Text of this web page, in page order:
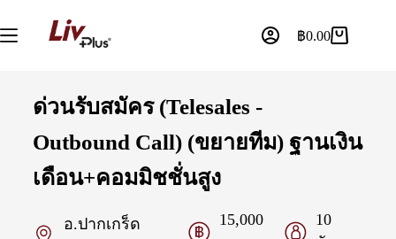
฿0.00
ด่วนรับสมัคร (Telesales -
Outbound Call) (ขยายทีม) ฐานเงิน
เดือน+คอมมิชชั่นสูง
อ.ปากเกร็ด
15,000
10